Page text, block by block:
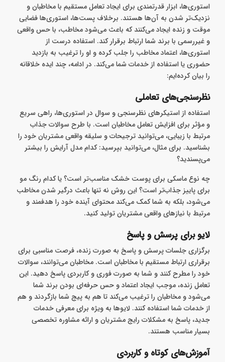
استوری‌ها، ابزار قدرتمندی برای ایجاد تعامل مستقیم با مخاطبان و
نزدیک‌تر شدن به آن‌ها هستند. برخلاف پست‌ها، استوری‌ها فضایی
موقت و زنده ایجاد می‌کنند که باعث می‌شود مخاطب، با حس واقعی
و غیررسمی با برند شما ارتباط برقرار کند. استفاده درست از
استوری‌ها، اعتماد مخاطب را جلب کرده و او را ترغیب به بازدید
حضوری یا استفاده از خدمات شما می‌کند. در ادامه، چند ایده خلاقانه
را بیان کرده‌ایم:
نظرسنجی‌های تعاملی
استفاده از استیکرهای نظرسنجی و سوال در استوری‌ها، راهی سریع
و مؤثر برای افزایش تعامل مخاطبان است. با طرح سوالات جذاب
مرتبط با زیبایی، می‌توانید ترجیحات و سلیقه واقعی مشتریان خود را
بشناسید. برای مثال، می‌توانید بپرسید: کدام مدل آرایش را بیشتر
می‌پسندید؟
چه نوع ماسکی برای پوست خشک مناسب‌تر است؟ یا کدام رنگ مو
برای پاییز جذاب‌تر است؟ این روش نه تنها باعث درگیر شدن مخاطب
می‌شود، بلکه به شما کمک می‌کند محتوای آینده خود را هدفمند و
مرتبط با نیازهای واقعی مشتریان تولید کنید.
لایو برای پرسش و پاسخ
برگزاری جلسات پرسش و پاسخ به ‌صورت زنده، فرصت مناسبی برای
برقراری ارتباط مستقیم با مخاطبان است. مخاطبان می‌توانند، سوالات
خود را مطرح کنند و شما به صورت فوری و کاربردی پاسخ دهید. این
تعامل زنده، موجب ایجاد اعتماد و حس حرفه‌ای بودن برند شما
می‌شود و مخاطبان را ترغیب می‌کند تا هم به پیج شما بازگردند و هم
از خدمات شما استفاده کنند. لایوها به ویژه برای معرفی خدمات
جدید، پاسخ به مشکلات رایج مشتریان و ارائه مشاوره تخصصی
بسیار مناسب هستند.
آموزش‌های کوتاه و کاربردی